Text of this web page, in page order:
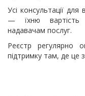
Усі консультації
— їхню вартість
надавачам послуг.
Реєстр регулярно
підтримку там, де це